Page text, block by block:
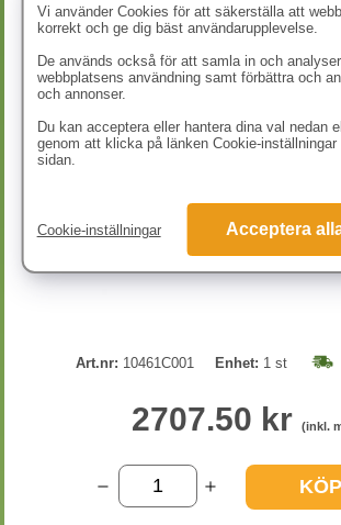
Art.nr: 10461C001 Enhet: 1 st
2707.50 kr (inkl.
KÖP
Vi använder Cookies för att säkerställa att
korrekt och ge dig bäst användarupplevelse.
De används också för att samla in och
webbplatsens användning samt förbättra och
och annonser.
Du kan acceptera eller hantera dina val nedan
genom att klicka på länken Cookie-inställningar
sidan.
Cookie-inställningar Acceptera